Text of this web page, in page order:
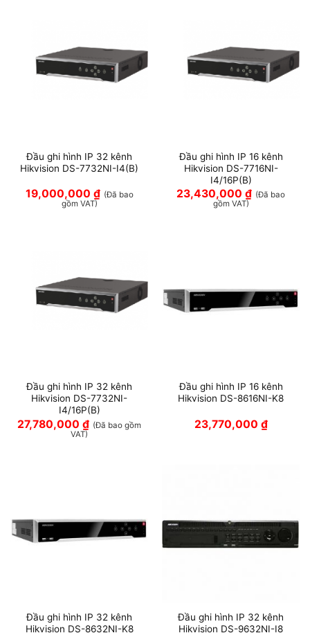
Đầu ghi hình IP 32 kênh
Hikvision DS-7732NI-I4(B)
19,000,000 ₫ (Đã bao
gồm VAT)
Đầu ghi hình IP 16 kênh
Hikvision DS-7716NI-
I4/16P(B)
23,430,000 ₫ (Đã bao
gồm VAT)
Đầu ghi hình IP 32 kênh
Hikvision DS-7732NI-
I4/16P(B)
27,780,000 ₫ (Đã bao gồm
VAT)
Đầu ghi hình IP 16 kênh
Hikvision DS-8616NI-K8
23,770,000 ₫
Đầu ghi hình IP 32 kênh
Hikvision DS-8632NI-K8
Đầu ghi hình IP 32 kênh
Hikvision DS-9632NI-I8